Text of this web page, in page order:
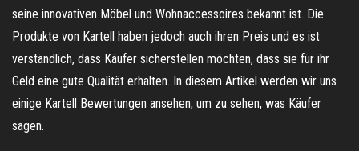
seine innovativen Möbel und Wohnaccessoires bekannt ist. Die
Produkte von Kartell haben jedoch auch ihren Preis und es ist
verständlich, dass Käufer sicherstellen möchten, dass sie für ihr
Geld eine gute Qualität erhalten. In diesem Artikel werden wir uns
einige Kartell Bewertungen ansehen, um zu sehen, was Käufer
sagen.